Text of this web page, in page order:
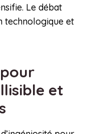
Le débat
technologique et
et